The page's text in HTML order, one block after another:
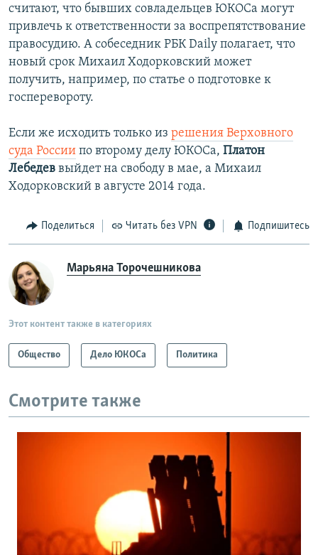
считают, что бывших совладельцев ЮКОСа могут
привлечь к ответственности за воспрепятствование
правосудию. А собеседник РБК Daily полагает, что
новый срок Михаил Ходорковский может
получить, например, по статье о подготовке к
госперевороту.
Если же исходить только из решения Верховного
суда России по второму делу ЮКОСа, Платон
Лебедев выйдет на свободу в мае, а Михаил
Ходорковский в августе 2014 года.
Поделиться Читать без VPN Подпишитесь
Марьяна Торочешникова
Этот контент также в категориях
Общество Дело ЮКОСа Политика
Смотрите также